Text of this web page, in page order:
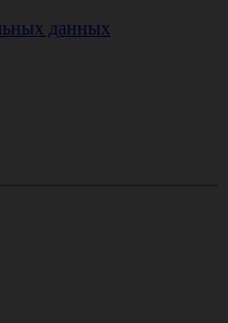
данных